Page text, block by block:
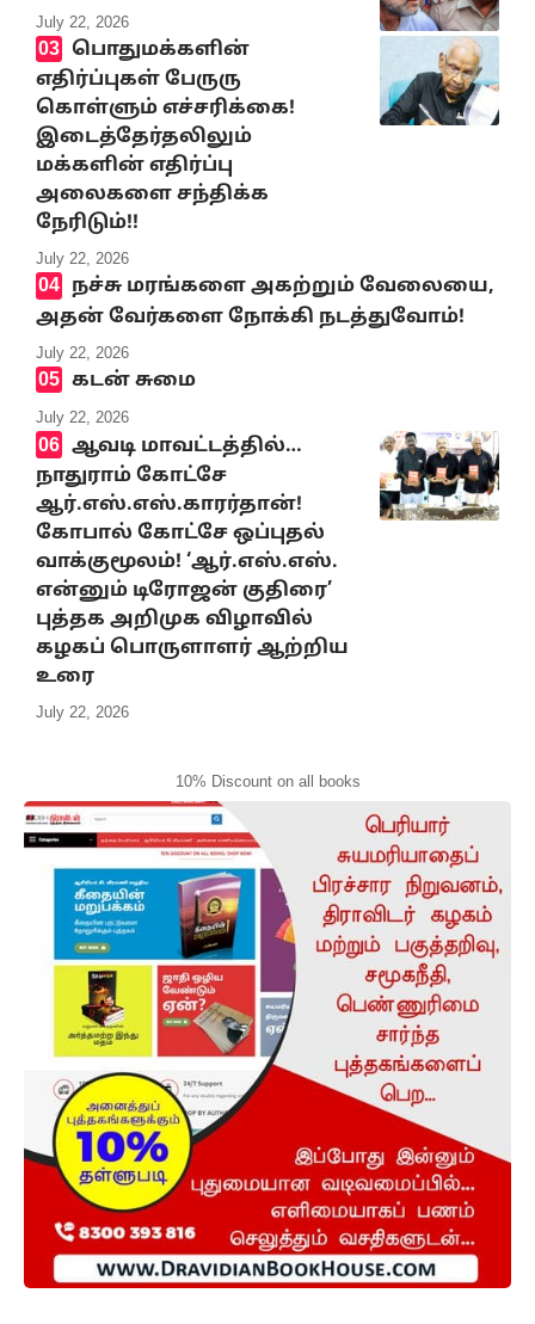
July 22, 2026
பொதுமக்களின்
எதிர்ப்புகள் பேருரு
கொள்ளும் எச்சரிக்கை!
இடைத்தேர்தலிலும்
மக்களின் எதிர்ப்பு
அலைகளை சந்திக்க
நேரிடும்!!
July 22, 2026
நச்சு மரங்களை அகற்றும் வேலையை,
அதன் வேர்களை நோக்கி நடத்துவோம்!
July 22, 2026
கடன் சுமை
July 22, 2026
ஆவடி மாவட்டத்தில்…
நாதுராம் கோட்சே
ஆர்.எஸ்.எஸ்.காரர்தான்!
கோபால் கோட்சே ஒப்புதல்
வாக்குமூலம்! ‘ஆர்.எஸ்.எஸ்.
என்னும் டிரோஜன் குதிரை’
புத்தக அறிமுக விழாவில்
கழகப் பொருளாளர் ஆற்றிய
உரை
July 22, 2026
10% Discount on all books